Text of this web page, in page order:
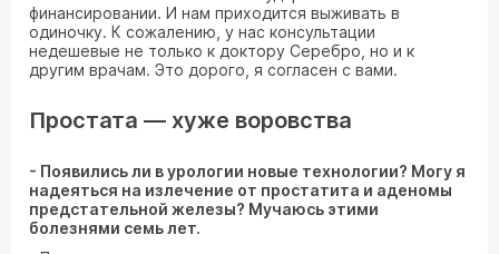
финансировании. И нам приходится выживать в
одиночку. К сожалению, у нас консультации
недешевые не только к доктору Серебро, но и к
другим врачам. Это дорого, я согласен с вами.
Простата — хуже воровства
- Появились ли в урологии новые технологии? Могу я
надеяться на излечение от простатита и аденомы
предстательной железы? Мучаюсь этими
болезнями семь лет.